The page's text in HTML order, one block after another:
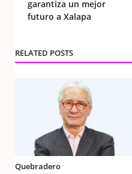
garantiza un mejor
futuro a Xalapa
RELATED POSTS
Quebradero